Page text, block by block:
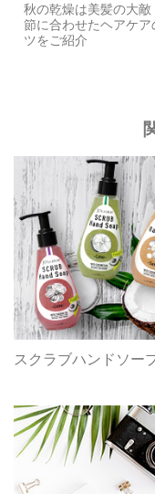
秋の乾燥は美髪の大敵
節に合わせたヘアケア
ツをご紹介
スクラブハンドソー